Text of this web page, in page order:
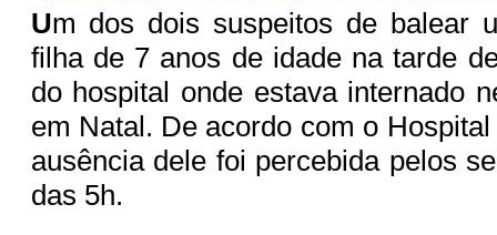
Um dos dois suspeitos de balear
filha de 7 anos de idade na tarde
do hospital onde estava internado
em Natal. De acordo com o
ausência dele foi percebida pelos
das 5h.